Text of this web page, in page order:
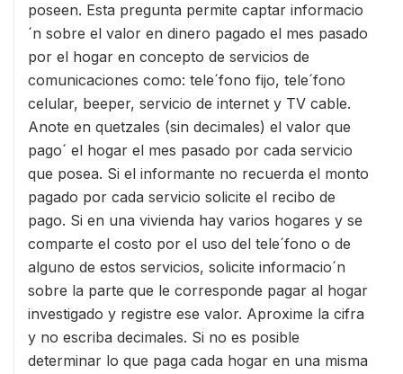
poseen. Esta pregunta permite captar informacio
´n sobre el valor en dinero pagado el mes pasado
por el hogar en concepto de servicios de
comunicaciones como: tele´fono fijo, tele´fono
celular, beeper, servicio de internet y TV cable.
Anote en quetzales (sin decimales) el valor que
pago´ el hogar el mes pasado por cada servicio
que posea. Si el informante no recuerda el monto
pagado por cada servicio solicite el recibo de
pago. Si en una vivienda hay varios hogares y se
comparte el costo por el uso del tele´fono o de
alguno de estos servicios, solicite informacio´n
sobre la parte que le corresponde pagar al hogar
investigado y registre ese valor. Aproxime la cifra
y no escriba decimales. Si no es posible
determinar lo que paga cada hogar en una misma